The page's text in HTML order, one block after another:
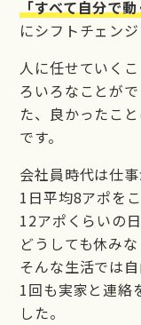
「すべて自分で
にシフトチェンジ
人に任せていく
ろいろなことが
た、良かったこ
です。
会社員時代は仕
1日平均8アポを
12アポくらいの
どうしても休み
そんな生活では
1回も実家と連絡
した。